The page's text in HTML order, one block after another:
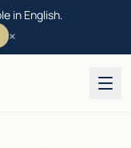
in English.
×